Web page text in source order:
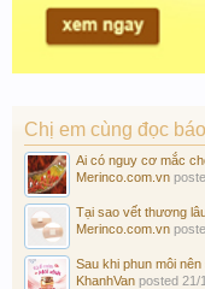
Chị em cùng đọc báo
Ai có nguy cơ mắc
Merinco.com.vn
Tại sao vết thương lâu
Merinco.com.vn
Sau khi phun môi nên
KhanhVan posted 21/